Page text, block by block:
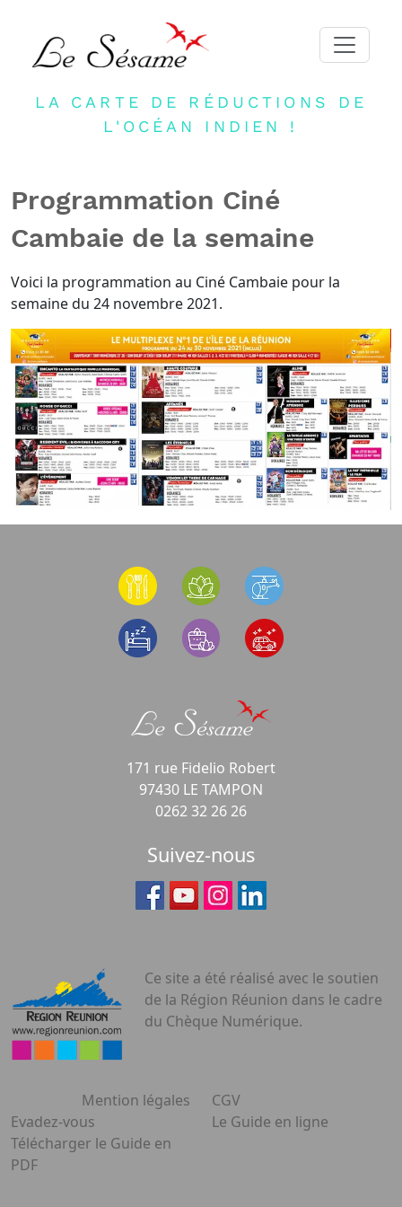
ACCUEIL
BLOG
NEWSLETTER
DEVENIR PARTENAIRE
CONNEXION
FR
LA CARTE DE RÉDUCTIONS DE
L'OCÉAN INDIEN !
Programmation Ciné
Cambaie de la semaine
Voici la programmation au Ciné Cambaie pour la
semaine du 24 novembre 2021.
171 rue Fidelio Robert
97430 LE TAMPON
0262 32 26 26
Suivez-nous
Ce site a été réalisé avec le soutien
de la Région Réunion dans le cadre
du Chèque Numérique.
Mention légales
CGV
Evadez-vous
Le Guide en ligne
Télécharger le Guide en
PDF